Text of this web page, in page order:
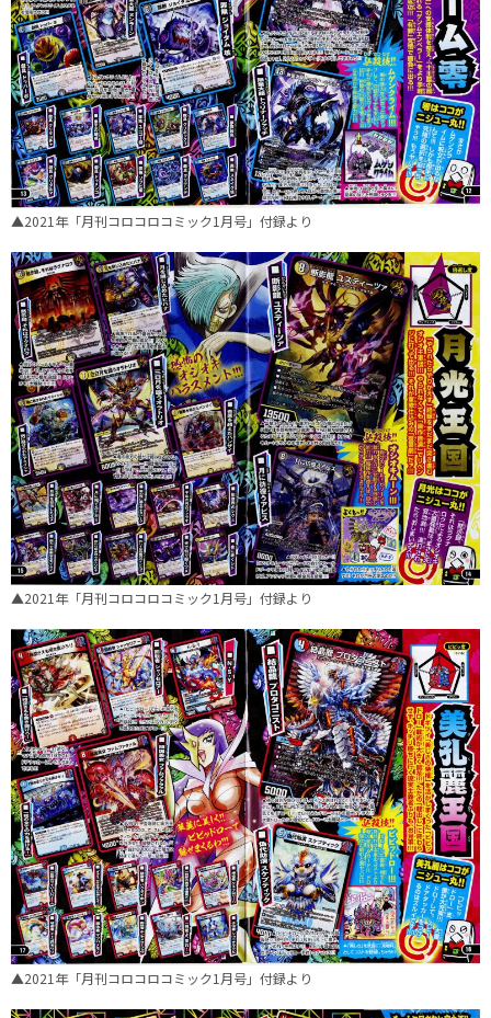
▲2021年「月刊コロコロコミック1月号」付録より
▲2021年「月刊コロコロコミック1月号」付録より
▲2021年「月刊コロコロコミック1月号」付録より